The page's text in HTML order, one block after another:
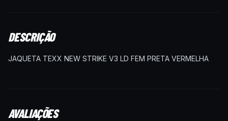
DESCRIÇÃO
JAQUETA TEXX NEW STRIKE V3 LD FEM PRETA VERMELHA
AVALIAÇÕES